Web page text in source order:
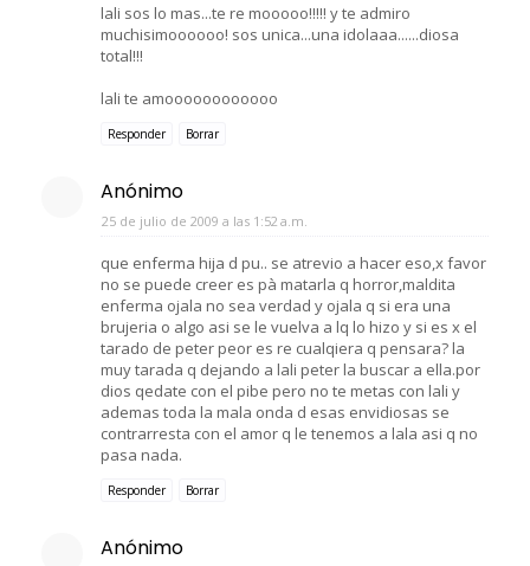
lali sos lo mas...te re mooooo!!!!! y te admiro
muchisimoooooo! sos unica...una idolaaa......diosa
total!!!
lali te amoooooooooooo
Responder Borrar
Anónimo
25 de julio de 2009 a las 1:52 a.m.
que enferma hija d pu.. se atrevio a hacer eso,x favor
no se puede creer es pà matarla q horror,maldita
enferma ojala no sea verdad y ojala q si era una
brujeria o algo asi se le vuelva a lq lo hizo y si es x el
tarado de peter peor es re cualqiera q pensara? la
muy tarada q dejando a lali peter la buscar a ella.por
dios qedate con el pibe pero no te metas con lali y
ademas toda la mala onda d esas envidiosas se
contrarresta con el amor q le tenemos a lala asi q no
pasa nada.
Responder Borrar
Anónimo